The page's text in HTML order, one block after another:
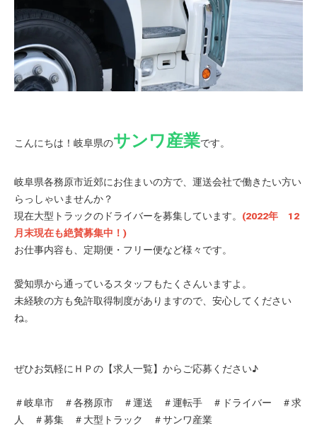
こんにちは！岐阜県のサンワ産業です。
岐阜県各務原市近郊にお住まいの方で、運送会社で働きたい方い
らっしゃいませんか？
現在大型トラックのドライバーを募集しています。 (2022年 12
月末現在も絶賛募集中！)
お仕事内容も、定期便・フリー便など様々です。
愛知県から通っているスタッフもたくさんいますよ。
未経験の方も免許取得制度がありますので、安心してください
ね。
ぜひお気軽にＨＰの【求人一覧】からご応募ください♪
＃岐阜市 ＃各務原市 ＃運送 ＃運転手 ＃ドライバー ＃求
人 ＃募集 ＃大型トラック ＃サンワ産業